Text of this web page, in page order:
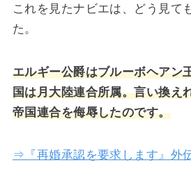
これを見たナビエは、どう見て
た。
エルギー公爵はブルーボヘアン
国は月大陸連合所属。言い換え
帝国連合を侮辱したのです。
⇒『再婚承認を要求します』外